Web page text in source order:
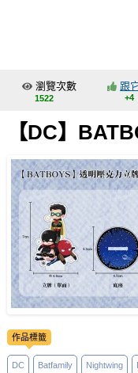
交流中心
會員中心
登入
瀏覽次數
1522
跟
+4
【DC】
作品標籤
DC Batfamily Nightwing